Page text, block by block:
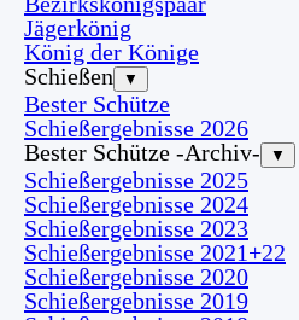
Jägerkönig
König der Könige
Schießen
▼
Bester Schütze
Schießergebnisse 2026
Bester Schütze -Archiv-
▼
Schießergebnisse 2025
Schießergebnisse 2024
Schießergebnisse 2023
Schießergebnisse 2021+22
Schießergebnisse 2020
Schießergebnisse 2019